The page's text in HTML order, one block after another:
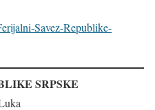
Savez-Republike-
SRPSKE